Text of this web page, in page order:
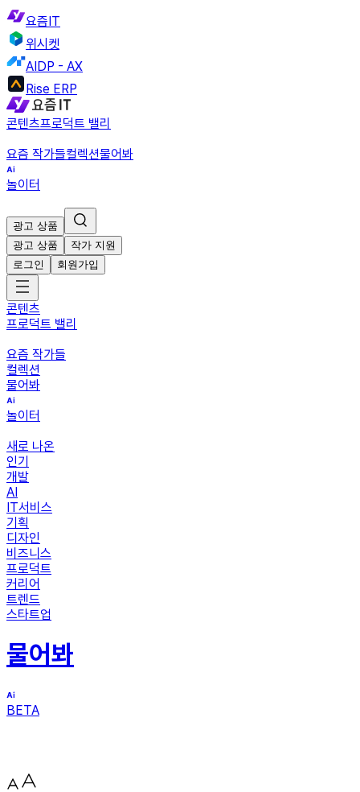
요즘IT
위시켓
AIDP - AX
Rise ERP
콘텐츠프로덕트 밸리
요즘 작가들컬렉션물어봐
놀이터
광고 상품
광고 상품
작가 지원
로그인
회원가입
콘텐츠
프로덕트 밸리
요즘 작가들
컬렉션
물어봐
놀이터
새로 나온
인기
개발
AI
IT서비스
기획
디자인
비즈니스
프로덕트
커리어
트렌드
스타트업
물어봐
BETA